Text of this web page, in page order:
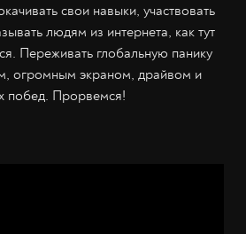
свои навыки, участвовать
людям из интернета, как тут
Переживать глобальную панику
огромным экраном, драйвом и
побед. Прорвемся!